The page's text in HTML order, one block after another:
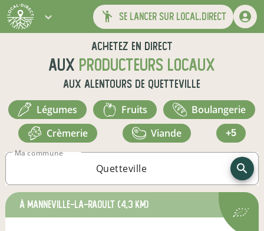
se lancer sur local.direct
Achetez en direct
aux producteurs locaux
aux alentours de Quetteville
légumes fruits
boulangerie
crèmerie
viande +5
Ma commune
à Manneville-la-Raoult (4,3 km)